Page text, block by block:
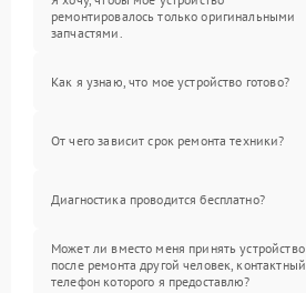
ремонтировалось только оригинальными
запчастями.
Как я узнаю, что мое устройство готово?
От чего зависит срок ремонта техники?
Диагностика проводится бесплатно?
Может ли вместо меня принять устройство
после ремонта другой человек, контактный
телефон которого я предоставлю?